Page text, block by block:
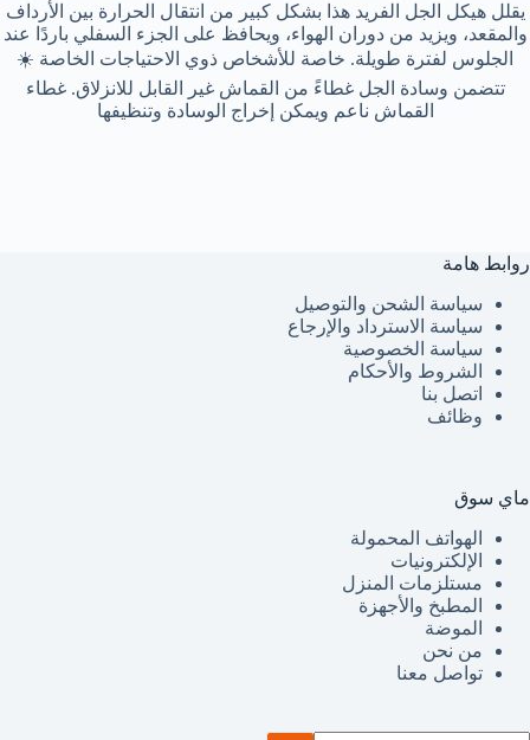
يقلل هيكل الجل الفريد هذا بشكل كبير من انتقال الحرارة بين الأرداف
والمقعد، ويزيد من دوران الهواء، ويحافظ على الجزء السفلي باردًا عند
الجلوس لفترة طويلة. خاصة للأشخاص ذوي الاحتياجات الخاصة ☀️
تتضمن وسادة الجل غطاءً من القماش غير القابل للانزلاق. غطاء
القماش ناعم ويمكن إخراج الوسادة وتنظيفها
روابط هامة
سياسة الشحن والتوصيل
سياسة الاسترداد والإرجاع
سياسة الخصوصية
الشروط والأحكام
اتصل بنا
وظائف
ماي سوق
الهواتف المحمولة
الإلكترونيات
مستلزمات المنزل
المطبخ والأجهزة
الموضة
من نحن
تواصل معنا